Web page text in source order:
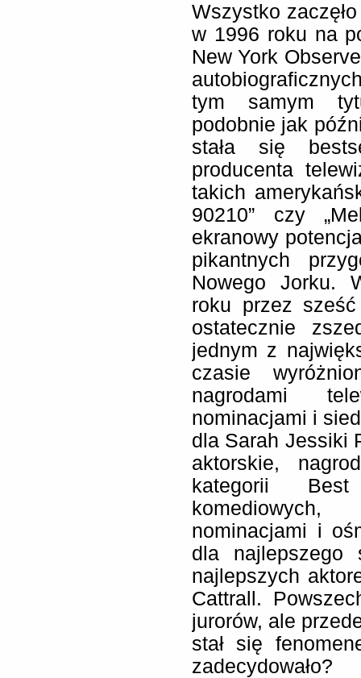
Wszystko
w 1996 roku na
New York
tym samym
podobnie jak
stała się
producenta
takich
90210” czy
ekranowy
pikantnych
Nowego Jorku.
roku przez
ostatecznie
jednym z
czasie
nagrodami
nominacjami i
dla Sarah Jessiki
aktorskie,
kategorii
nominacjami i
dla najlepszego
najlepszych
Cattrall.
jurorów, ale
stał się
zadecydowało?